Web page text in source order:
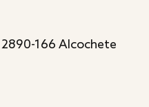
166 Alcochete